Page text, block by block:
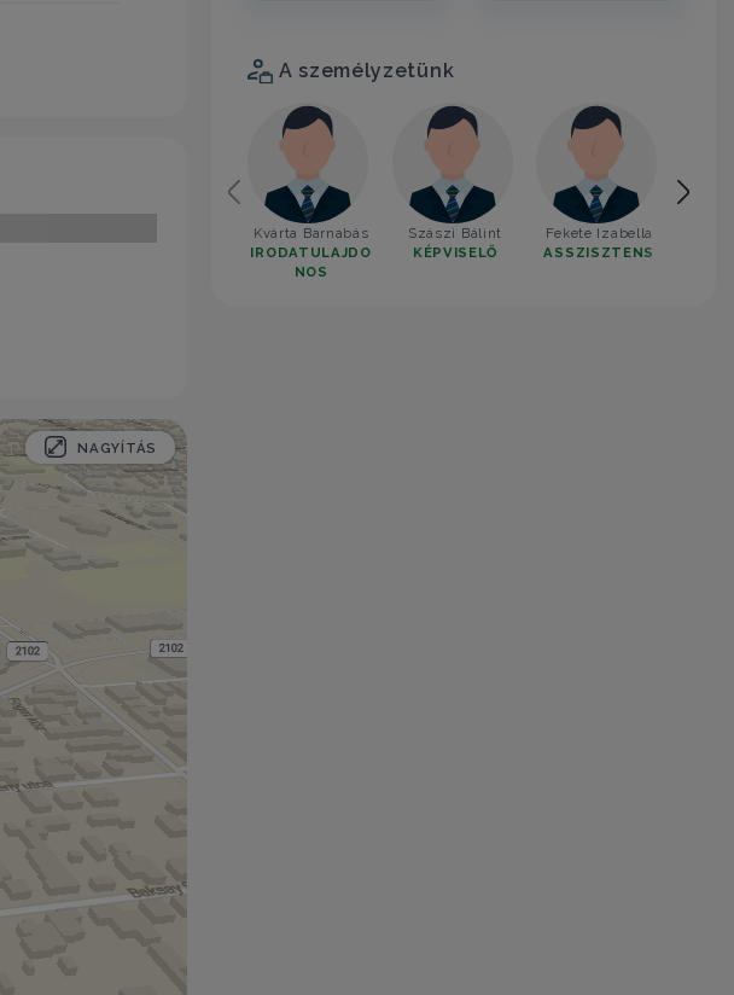
NAGYÍTÁS
A személyzetünk
Kvárta Barnabás
IRODATULAJDO
NOS
Szászi Bálint
KÉPVISELŐ
Fekete Izabella
ASSZISZTENS